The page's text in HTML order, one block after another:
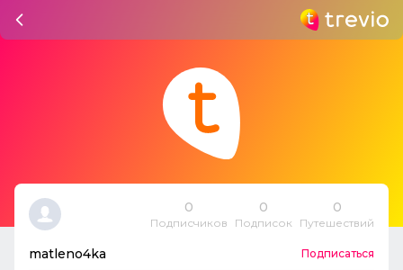
0
Подписчиков
0
Подписок
0
Путешествий
matleno4ka Подписаться